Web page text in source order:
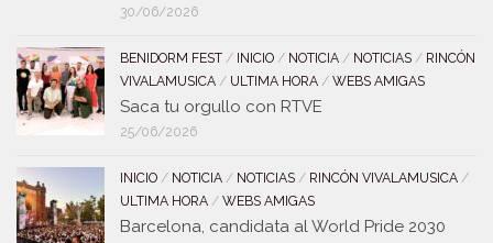
30/06/2026
BENIDORM FEST / INICIO / NOTICIA / NOTICIAS / RINCÓN
VIVALAMUSICA / ULTIMA HORA / WEBS AMIGAS
Saca tu orgullo con RTVE
25/06/2026
INICIO / NOTICIA / NOTICIAS / RINCÓN VIVALAMUSICA /
ULTIMA HORA / WEBS AMIGAS
Barcelona, candidata al World Pride 2030